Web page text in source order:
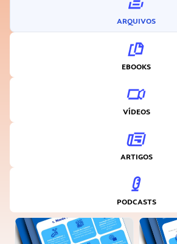
ARQUIVOS
EBOOKS
VÍDEOS
ARTIGOS
PODCASTS